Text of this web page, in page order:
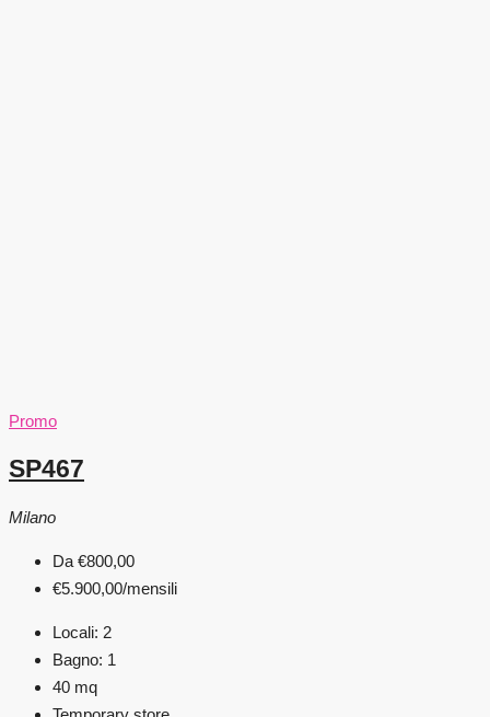
Promo
SP467
Milano
Da €800,00
€5.900,00/mensili
Locali: 2
Bagno: 1
40 mq